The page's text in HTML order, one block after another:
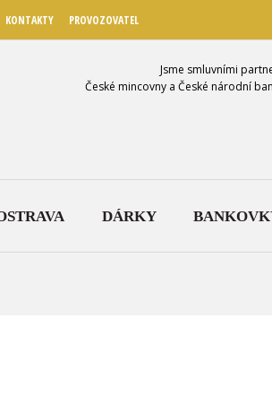
KONTAKTY PROVOZOVATEL
Jsme smluvními
České mincovny a České národní
DÁRKY